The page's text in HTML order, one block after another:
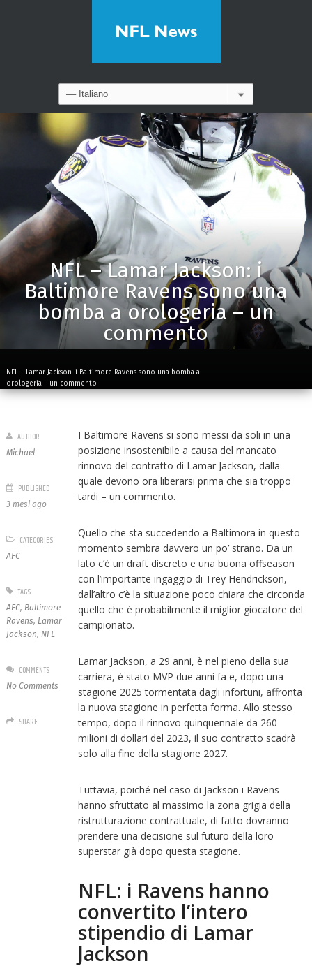
NFL – Lamar Jackson: i
Baltimore Ravens sono una
bomba a orologeria – un
commento
NFL – Lamar Jackson: i Baltimore Ravens sono una bomba a
orologeria – un commento
I Baltimore Ravens si sono messi da soli in una
posizione insostenibile a causa del mancato
rinnovo del contratto di Lamar Jackson, dalla
quale devono ora liberarsi prima che sia troppo
tardi – un commento.
Quello che sta succedendo a Baltimora in questo
momento sembra davvero un po’ strano. Da un
lato c’è un draft discreto e una buona offseason
con l’importante ingaggio di Trey Hendrickson,
dall’altro c’è la situazione poco chiara che circonda
quello che è probabilmente il miglior giocatore del
campionato.
Lamar Jackson, a 29 anni, è nel pieno della sua
carriera, è stato MVP due anni fa e, dopo una
stagione 2025 tormentata dagli infortuni, affronta
la nuova stagione in perfetta forma. Allo stesso
tempo, dopo il rinnovo quinquennale da 260
milioni di dollari del 2023, il suo contratto scadrà
solo alla fine della stagione 2027.
Tuttavia, poiché nel caso di Jackson i Ravens
hanno sfruttato al massimo la zona grigia della
ristrutturazione contrattuale, di fatto dovranno
prendere una decisione sul futuro della loro
superstar già dopo questa stagione.
NFL: i Ravens hanno
convertito l’intero
stipendio di Lamar
Jackson
AUTHOR
Michael
PUBLISHED
3 mesi ago
CATEGORIES
AFC
TAGS
AFC, Baltimore
Ravens, Lamar
Jackson, NFL
COMMENTS
No Comments
SHARE